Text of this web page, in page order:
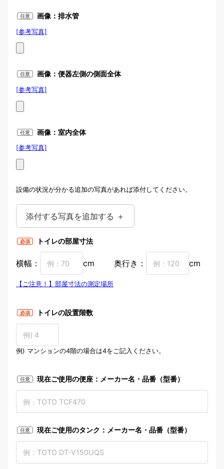
任意 画像：排水管
[参考写真]
見える場合
任意 画像：便器左側の側面全体
[参考写真]
任意 画像：室内全体
[参考写真]
設備の状況が分かる追加の写真があれば添付してください。
添付する写真を追加する ＋
必須 トイレの部屋寸法
横幅： cm 奥行き： cm
【ご注意！】部屋寸法の測定場所
トイレ部屋寸法の測定場所
必須 トイレの設置階数
例) マンションの4階の場合は4をご記入ください。
任意 現在ご使用の便座：メーカー名・品番（型番）
任意 現在ご使用のタンク：メーカー名・品番（型番）